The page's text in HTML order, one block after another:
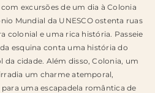
excursões de um dia à Colonia
Mundial da UNESCO ostenta ruas
colonial e uma rica história. Passeie
esquina conta uma história do
da cidade. Além disso, Colonia, um
um charme atemporal,
uma escapadela romântica de